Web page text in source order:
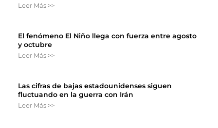
Leer Más >>
El fenómeno El Niño llega con fuerza entre agosto
y octubre
Leer Más >>
Las cifras de bajas estadounidenses siguen
fluctuando en la guerra con Irán
Leer Más >>